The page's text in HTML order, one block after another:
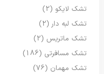
تشک لایکو (2)
تشک لبه دار (2)
تشک ماتریس (2)
تشک مسافرتی (186)
تشک مهمان (76)